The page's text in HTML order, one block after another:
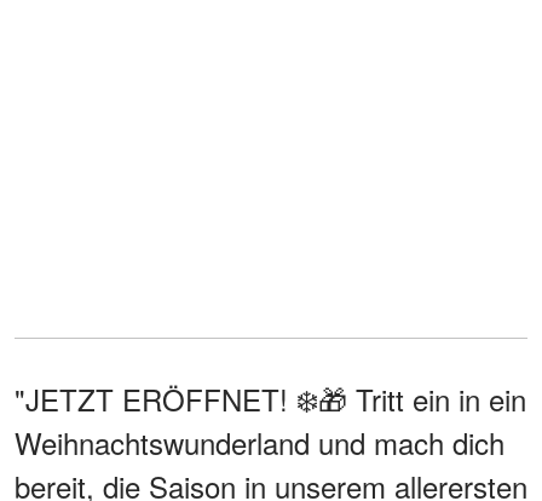
"JETZT ERÖFFNET! ❄️🎁 Tritt ein in ein
Weihnachtswunderland und mach dich
bereit, die Saison in unserem allerersten